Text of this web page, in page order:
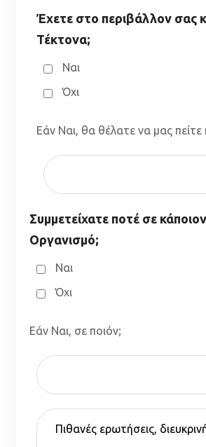
Έχετε στο περιβάλλον σας
Τέκτονα;
Ναι
Όχι
Εάν Ναι, θα θέλατε να μας πείτε
Συμμετείχατε ποτέ σε
Οργανισμό;
Ναι
Όχι
Εάν Ναι, σε ποιόν;